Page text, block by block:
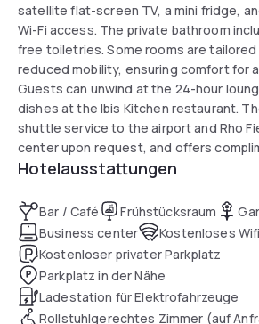
satellite flat-screen TV, a mini fridge,
Wi-Fi access. The private bathroom
free toiletries. Some rooms are
reduced mobility, ensuring comfort for
Guests can unwind at the 24-hour
dishes at the Ibis Kitchen restaurant.
shuttle service to the airport and Rho
center upon request, and offers
Various activities, including golfing, are
Hotelausstattungen
Bar / Café Frühstücksraum
Business center
Kostenloses Wifi
Kostenloser privater Parkplatz
Parkplatz in der Nähe
Ladestation für Elektrofahrzeuge
Rollstuhlgerechtes Zimmer (auf